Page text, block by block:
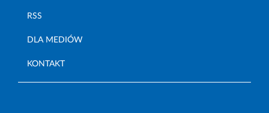
RSS
DLA MEDIÓW
KONTAKT